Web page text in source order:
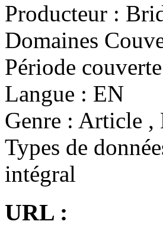
Producteur :
Domaines
Période
Langue : EN
Genre : Article ,
Types de
intégral
URL :